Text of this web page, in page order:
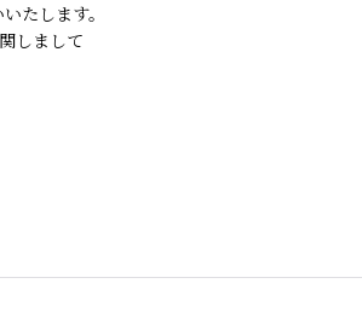
たします。
しまして